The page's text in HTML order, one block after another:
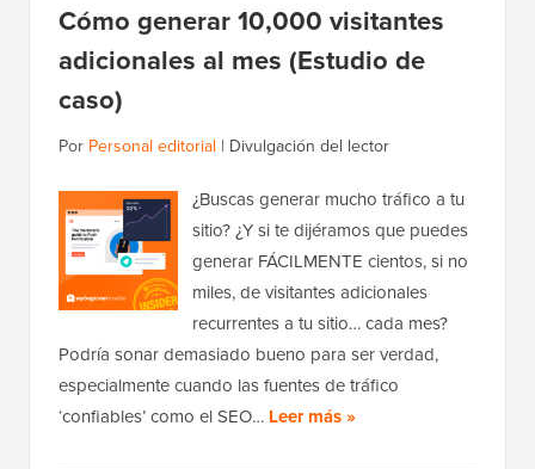
Cómo generar 10,000 visitantes
adicionales al mes (Estudio de
caso)
Por Personal editorial | Divulgación del lector
¿Buscas generar mucho tráfico a tu
sitio? ¿Y si te dijéramos que puedes
generar FÁCILMENTE cientos, si no
miles, de visitantes adicionales
recurrentes a tu sitio… cada mes?
Podría sonar demasiado bueno para ser verdad,
especialmente cuando las fuentes de tráfico
‘confiables’ como el SEO… Leer más »